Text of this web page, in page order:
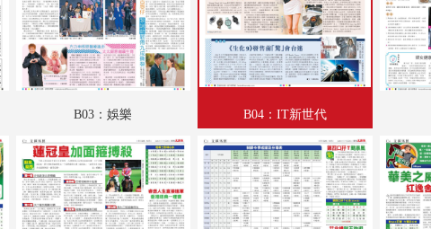
B03：娛樂
B04：IT新世代
B05：養生坊
C01：文匯馬經
C02：文匯馬經
B03：娛樂 B04：IT新世代